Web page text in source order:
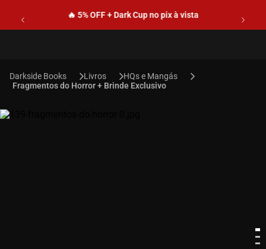
🔥 5% OFF + Dark Cup no pix à vista
Livros
HQs e Mangás
Fragmentos do Horror + Brinde Exclusivo